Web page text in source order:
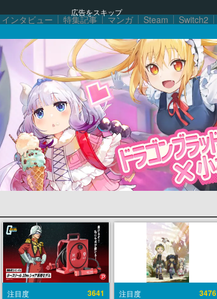
広告をスキップ
インタビュー 特集記事 マンガ Steam Switch2
注目度 3641 注目度 3476